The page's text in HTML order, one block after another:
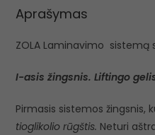
Aprašymas
ZOLA Laminavimo sistemą
I-asis žingsnis. Liftingo
Pirmasis sistemos žingsnis,
tioglikolio rūgštis. Neturi